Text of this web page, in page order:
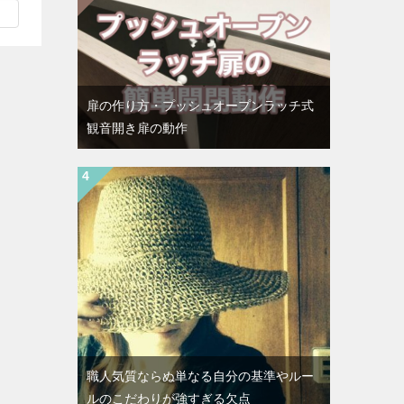
扉の作り方・プッシュオープンラッチ式
観音開き扉の動作
職人気質ならぬ単なる自分の基準やルー
ルのこだわりが強すぎる欠点